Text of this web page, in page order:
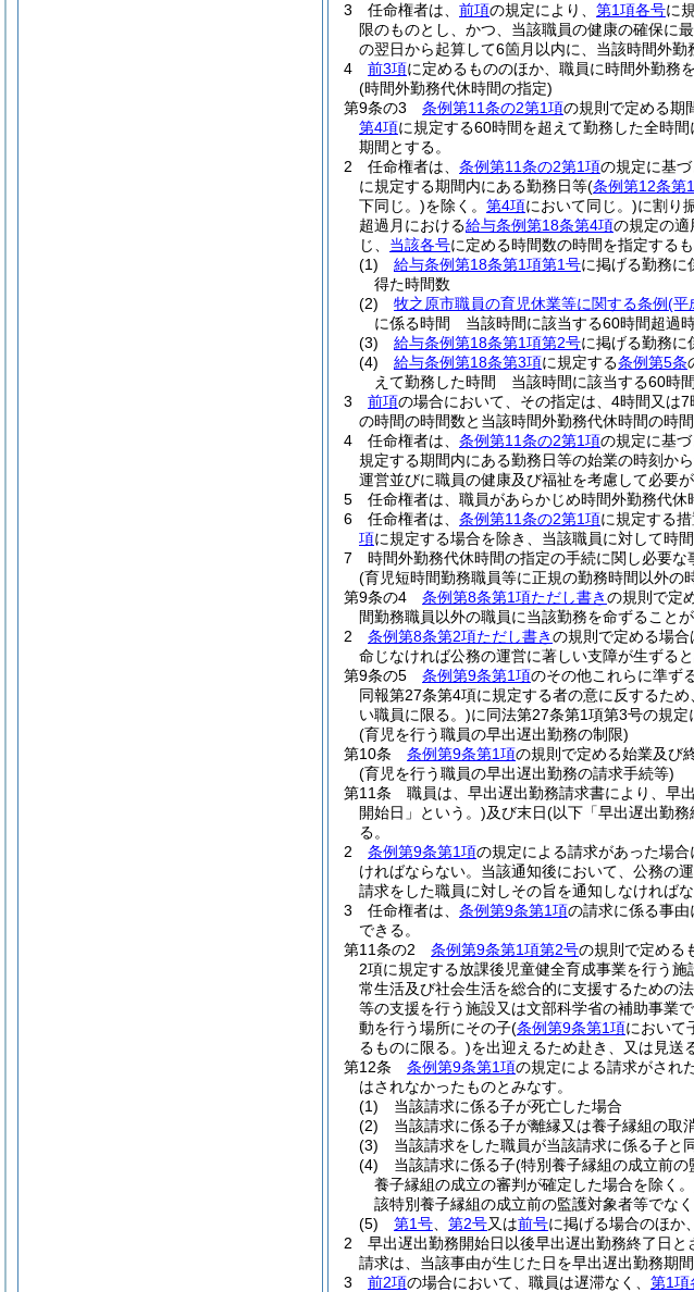
3
任命権者は、 前項の規定により、 第1項各号に
限のものとし、かつ、当該職員の健康の確保に
の翌日から起算して6箇月以内に、当該時間外
4
前3項に定めるもののほか、職員に時間外勤務
(時間外勤務代休時間の指定)
第9条の3
条例第11条の2第1項の規則で定める期
第4項に規定する60時間を超えて勤務した全時間
期間とする。
2
任命権者は、 条例第11条の2第1項の規定に基
に規定する期間内にある勤務日等(条例第12条第
下同じ。)を除く。 第4項において同じ。)に割り
超過月における給与条例第18条第4項の規定の適
じ、 当該各号に定める時間数の時間を指定するも
(1)
給与条例第18条第1項第1号に掲げる勤務に
得た時間数
(2)
牧之原市職員の育児休業等に関する条例(平
に係る時間 当該時間に該当する60時間超過
(3)
給与条例第18条第1項第2号に掲げる勤務
(4)
給与条例第18条第3項に規定する条例第5条
えて勤務した時間 当該時間に該当する60時
3
前項の場合において、その指定は、4時間又は7
の時間の時間数と当該時間外勤務代休時間の時
4
任命権者は、 条例第11条の2第1項の規定に基
規定する期間内にある勤務日等の始業の時刻か
運営並びに職員の健康及び福祉を考慮して必要
5
任命権者は、職員があらかじめ時間外勤務代
6
任命権者は、 条例第11条の2第1項に規定する
項に規定する場合を除き、当該職員に対して時
7
時間外勤務代休時間の指定の手続に関し必要な
(育児短時間勤務職員等に正規の勤務時間以外の
第9条の4
条例第8条第1項ただし書きの規則で定
間勤務職員以外の職員に当該勤務を命ずること
2
条例第8条第2項ただし書きの規則で定める場
命じなければ公務の運営に著しい支障が生ずる
第9条の5
条例第9条第1項のその他これらに準ず
同報第27条第4項に規定する者の意に反するた
い職員に限る。)に同法第27条第1項第3号の規定
(育児を行う職員の早出遅出勤務の制限)
第10条
条例第9条第1項の規則で定める始業及び
(育児を行う職員の早出遅出勤務の請求手続等)
第11条
職員は、早出遅出勤務請求書により、早
開始日」という。)及び末日(以下「早出遅出勤
る。
2
条例第9条第1項の規定による請求があった場
ければならない。 当該通知後において、公務の
請求をした職員に対しその旨を通知しなければな
3
任命権者は、 条例第9条第1項の請求に係る事
できる。
第11条の2
条例第9条第1項第2号の規則で定める
2項に規定する放課後児童健全育成事業を行う
常生活及び社会生活を総合的に支援するための
等の支援を行う施設又は文部科学省の補助事業
動を行う場所にその子(条例第9条第1項において
るものに限る。)を出迎えるため赴き、又は見送
第12条
条例第9条第1項の規定による請求がされ
はされなかったものとみなす。
(1)
当該請求に係る子が死亡した場合
(2)
当該請求に係る子が離縁又は養子縁組の取
(3)
当該請求をした職員が当該請求に係る子と
(4)
当該請求に係る子(特別養子縁組の成立前
養子縁組の成立の審判が確定した場合を除く
該特別養子縁組の成立前の監護対象者等でな
(5)
第1号 第2号又は前号に掲げる場合のほか
2
早出遅出勤務開始日以後早出遅出勤務終了日と
請求は、当該事由が生じた日を早出遅出勤務期
3
前2項の場合において、職員は遅滞なく、 第1項